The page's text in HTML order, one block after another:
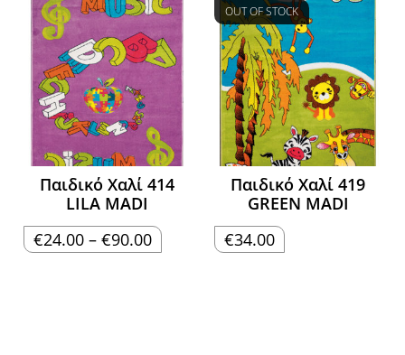
Παιδικό Χαλί 414
LILA MADI
€24.00 – €90.00Price
range:
OUT OF STOCK
Παιδικό Χαλί 419
GREEN MADI
€34.00